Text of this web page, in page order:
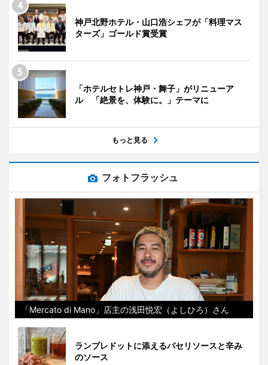
神戸北野ホテル・山口浩シェフが「料理マス
ターズ」ゴールド賞受賞
「ホテルセトレ神戸・舞子」がリニューア
ル 「絶景を、体験に。」テーマに
もっと見る
フォトフラッシュ
「Mercato di Mano」店主の浅田悦宏（よしひろ）さん
ランプレドットに添えるパセリソースと辛み
のソース